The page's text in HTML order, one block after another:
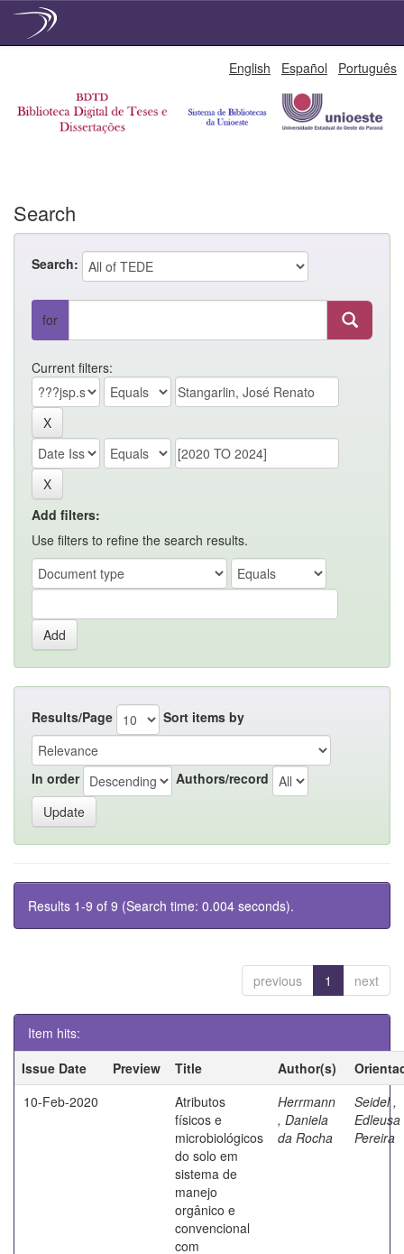
English Español Português
Search
Search:
for
Current filters:
Add filters:
Use filters to refine the search results.
Results/Page Sort items by
In order Authors/record
Results 1-9 of 9 (Search time: 0.004 seconds).
previous 1 next
Item hits:
Issue Date
Preview Title Author(s)
10-Feb-2020
Atributos
físicos e
microbiológicos
do solo em
sistema de
manejo
orgânico e
convencional
com
Herrmann
, Daniela
da Rocha
Seidel ,
Edleusa
Pereira